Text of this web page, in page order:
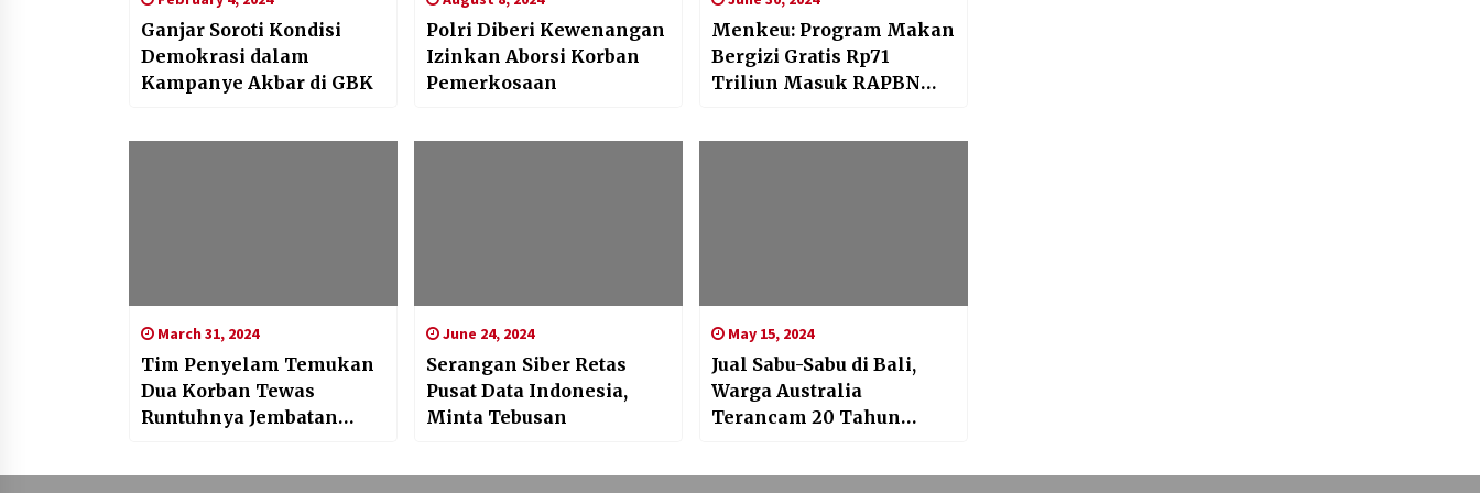
Ganjar Soroti Kondisi
Demokrasi dalam
Kampanye Akbar di GBK
Polri Diberi Kewenangan
Izinkan Aborsi Korban
Pemerkosaan
Menkeu: Program Makan
Bergizi Gratis Rp71
Triliun Masuk RAPBN
March 31, 2024
Tim Penyelam Temukan
Dua Korban Tewas
Runtuhnya Jembatan
June 24, 2024
Serangan Siber Retas
Pusat Data Indonesia,
Minta Tebusan
May 15, 2024
Jual Sabu-Sabu di Bali,
Warga Australia
Terancam 20 Tahun